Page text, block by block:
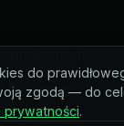
Bieganów
do
zgodą — do
prywatności.